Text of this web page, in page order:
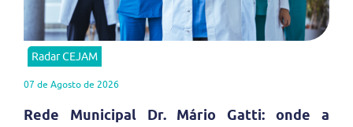
Radar CEJAM
07 de Agosto de 2026
Rede Municipal Dr. Mário Gatti: onde a